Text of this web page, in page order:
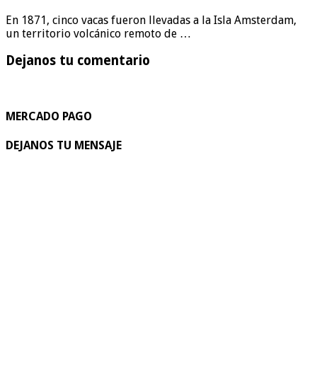
En 1871, cinco vacas fueron llevadas a la Isla Amsterdam,
un territorio volcánico remoto de …
Dejanos tu comentario
MERCADO PAGO
DEJANOS TU MENSAJE